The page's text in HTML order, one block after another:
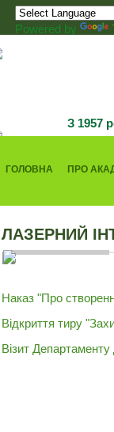
Powered by
З 1957
ГОЛОВНА ПРО
ЛАЗЕРНИЙ
Наказ "Про
Відкриття тиру
Візит